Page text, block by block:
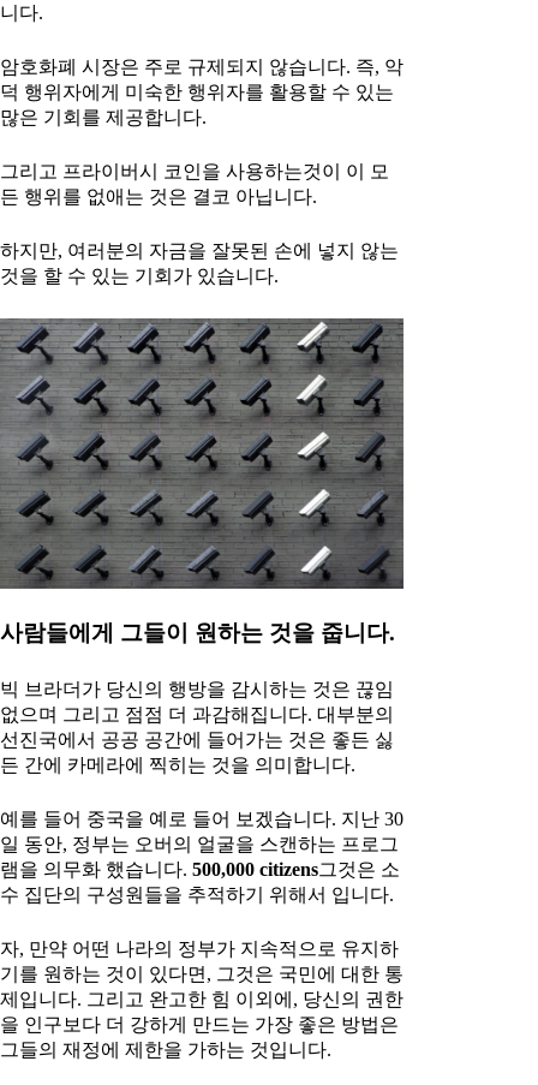
니다.
암호화폐 시장은 주로 규제되지 않습니다. 즉, 악
덕 행위자에게 미숙한 행위자를 활용할 수 있는
많은 기회를 제공합니다.
그리고 프라이버시 코인을 사용하는것이 이 모
든 행위를 없애는 것은 결코 아닙니다.
하지만, 여러분의 자금을 잘못된 손에 넣지 않는
것을 할 수 있는 기회가 있습니다.
사람들에게 그들이 원하는 것을 줍니다.
빅 브라더가 당신의 행방을 감시하는 것은 끊임
없으며 그리고 점점 더 과감해집니다. 대부분의
선진국에서 공공 공간에 들어가는 것은 좋든 싫
든 간에 카메라에 찍히는 것을 의미합니다.
예를 들어 중국을 예로 들어 보겠습니다. 지난 30
일 동안, 정부는 오버의 얼굴을 스캔하는 프로그
램을 의무화 했습니다. 500,000 citizens그것은 소
수 집단의 구성원들을 추적하기 위해서 입니다.
자, 만약 어떤 나라의 정부가 지속적으로 유지하
기를 원하는 것이 있다면, 그것은 국민에 대한 통
제입니다. 그리고 완고한 힘 이외에, 당신의 권한
을 인구보다 더 강하게 만드는 가장 좋은 방법은
그들의 재정에 제한을 가하는 것입니다.